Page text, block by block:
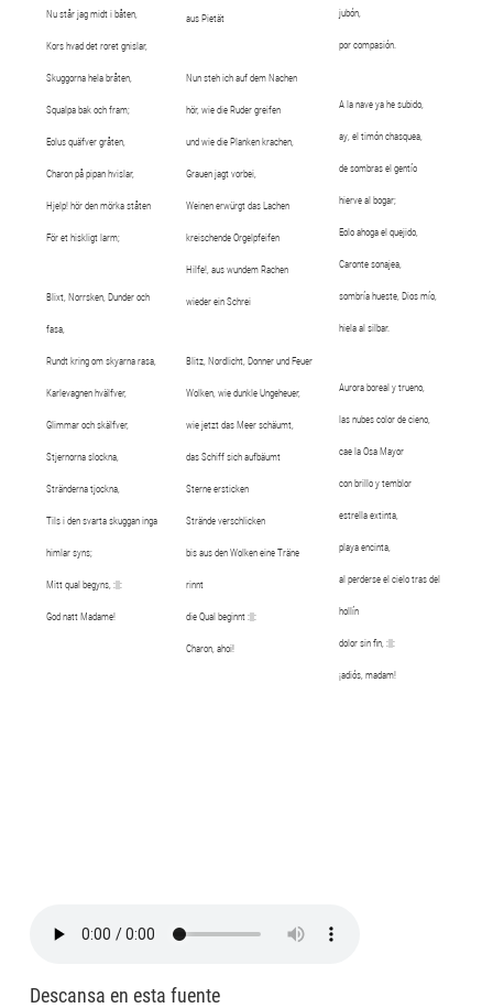
Nu står jag midt i båten,
Kors hvad det roret gnislar,
Skuggorna hela bråten,
Squalpa bak och fram;
Eolus quäfver gråten,
Charon på pipan hvislar,
Hjelp! hör den mörka ståten
För et hiskligt larm;
Blixt, Norrsken, Dunder och
fasa,
Rundt kring om skyarna rasa,
Karlevagnen hvälfver,
Glimmar och skälfver,
Stjernorna slockna,
Stränderna tjockna,
Tils i den svarta skuggan inga
himlar syns;
Mitt qual begyns, :||:
God natt Madame!
aus Pietät
Nun steh ich auf dem Nachen
hör, wie die Ruder greifen
und wie die Planken krachen,
Grauen jagt vorbei,
Weinen erwürgt das Lachen
kreischende Orgelpfeifen
Hilfe!, aus wundem Rachen
wieder ein Schrei
Blitz, Nordlicht, Donner und Feuer
Wolken, wie dunkle Ungeheuer,
wie jetzt das Meer schäumt,
das Schiff sich aufbäumt
Sterne ersticken
Strände verschlicken
bis aus den Wolken eine Träne
rinnt
die Qual beginnt :||:
Charon, ahoi!
jubón,
por compasión.
A la nave ya he subido,
ay, el timón chasquea,
de sombras el gentío
hierve al bogar;
Eolo ahoga el quejido,
Caronte sonajea,
sombría hueste, Dios mío,
hiela al silbar.
Aurora boreal y trueno,
las nubes color de cieno,
cae la Osa Mayor
con brillo y temblor
estrella extinta,
playa encinta,
al perderse el cielo tras del
hollín
dolor sin fin, :||:
¡adiós, madam!
Descansa en esta fuente